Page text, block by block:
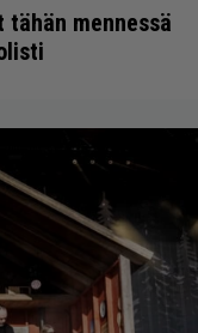
mennessä